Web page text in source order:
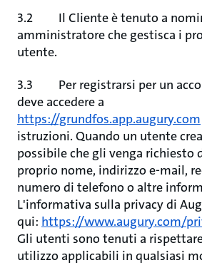
3.2 Il Cliente è tenuto a
amministratore che gestisca i
utente.
3.3 Per registrarsi per un
deve accedere a
https://grundfos.app.augury.com
istruzioni. Quando un utente
possibile che gli venga richiesto
proprio nome, indirizzo e-mail,
numero di telefono o altre
L'informativa sulla privacy di
qui: https://www.augury.com/
Gli utenti sono tenuti a
utilizzo applicabili in qualsiasi